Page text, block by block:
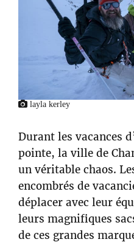
layla kerley
Durant les vacances
pointe, la ville de
un véritable chaos.
encombrés de
déplacer avec leur
leurs magnifiques
de ces grandes